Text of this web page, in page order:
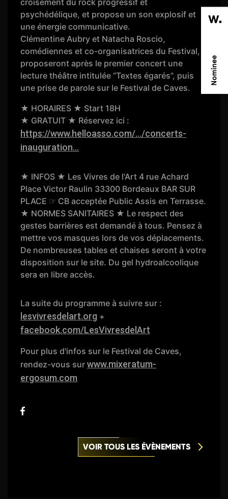
croisement du rock progressif et
psychédélique, et propose un son explosif et
une énergie communicative.
Clémentine Aubry et Natacha Roscio,
comédiennes et co-organisatrices du Festival,
proposeront après le premier concert une
lecture théâtre intitulée “Textes égarés”, puis
une prise de parole sur le Festival de Caves.
★ HORAIRES ★ Start 18H
★ GRATUIT ★ Réservez ici :
https://www.helloasso.com/.../concerts-
inauguration...
★ INFOS ★ Les Vivres de l'Art 4 rue Achard
Place Victor Raulin 33300 Bordeaux BAR SUR
PLACE ☞ CB acceptée Public Assis en Terrasse.
★ NORMES SANITAIRES ★ Le respect des
gestes barrières est demandé à tous. Pensez à
mettre vos masques lors de vos déplacements.
De nombreuses tables et chaises seront à votre
disposition sur le site. Du gel hydroalcoolique
sera en libre accès.
La suite du programme à suivre sur :
lesvivresdelart.org +
facebook.com/LesVivresdelArt
Pour plus d'infos sur le Festival de Caves,
rendez-vous surwww.mixeratum-
ergosum.com
VOIR TOUS LES ÉVÈNEMENTS